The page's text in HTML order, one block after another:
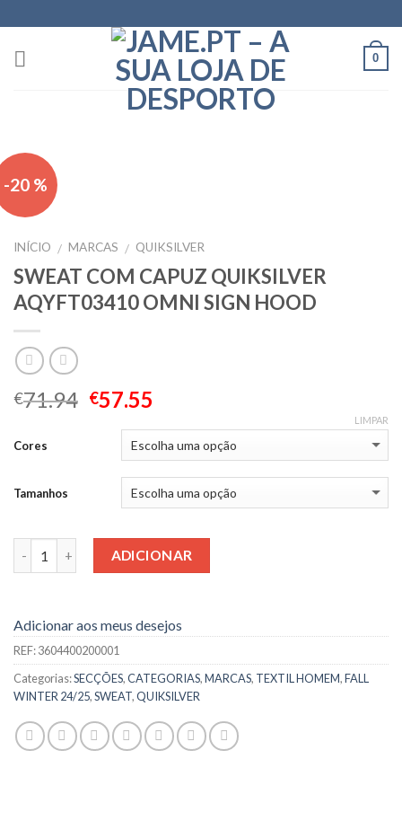
to
content
0
-20 %
INÍCIO / MARCAS / QUIKSILVER
SWEAT COM CAPUZ QUIKSILVER
AQYFT03410 OMNI SIGN HOOD
€71.94 €57.55
Cores
Tamanhos
LIMPAR
Quantidade ADICIONAR
Adicionar aos meus desejos
REF:3604400200001
Categorias:SECÇÕES,CATEGORIAS,MARCAS, TEXTIL HOMEM,FALL
WINTER 24/25,SWEAT,QUIKSILVER